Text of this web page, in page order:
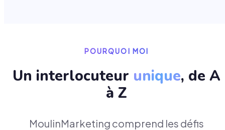
POURQUOI MOI
Un interlocuteur unique, de A
à Z
MoulinMarketing comprend les défis